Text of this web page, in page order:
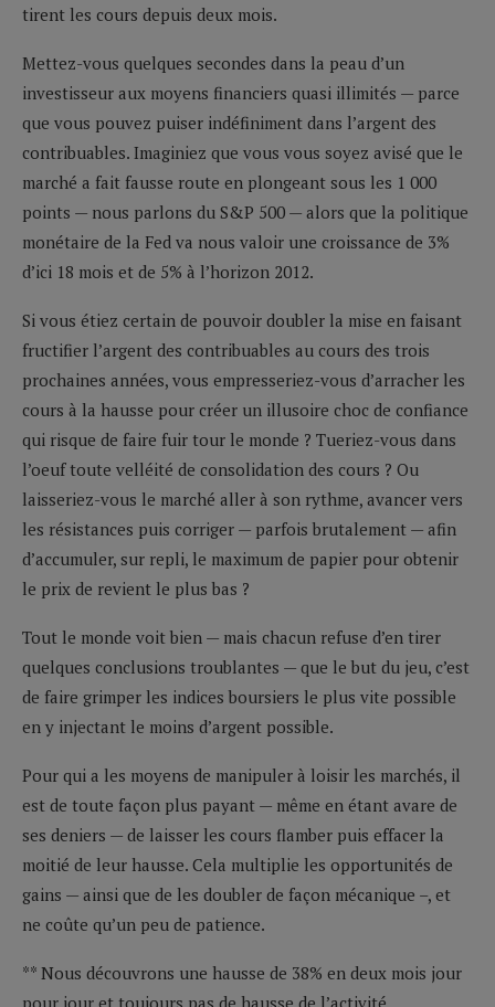
tirent les cours depuis deux mois.
Mettez-vous quelques secondes dans la peau d’un
investisseur aux moyens financiers quasi illimités — parce
que vous pouvez puiser indéfiniment dans l’argent des
contribuables. Imaginiez que vous vous soyez avisé que le
marché a fait fausse route en plongeant sous les 1 000
points — nous parlons du S&P 500 — alors que la politique
monétaire de la Fed va nous valoir une croissance de 3%
d’ici 18 mois et de 5% à l’horizon 2012.
Si vous étiez certain de pouvoir doubler la mise en faisant
fructifier l’argent des contribuables au cours des trois
prochaines années, vous empresseriez-vous d’arracher les
cours à la hausse pour créer un illusoire choc de confiance
qui risque de faire fuir tour le monde ? Tueriez-vous dans
l’oeuf toute velléité de consolidation des cours ? Ou
laisseriez-vous le marché aller à son rythme, avancer vers
les résistances puis corriger — parfois brutalement — afin
d’accumuler, sur repli, le maximum de papier pour obtenir
le prix de revient le plus bas ?
Tout le monde voit bien — mais chacun refuse d’en tirer
quelques conclusions troublantes — que le but du jeu, c’est
de faire grimper les indices boursiers le plus vite possible
en y injectant le moins d’argent possible.
Pour qui a les moyens de manipuler à loisir les marchés, il
est de toute façon plus payant — même en étant avare de
ses deniers — de laisser les cours flamber puis effacer la
moitié de leur hausse. Cela multiplie les opportunités de
gains — ainsi que de les doubler de façon mécanique –, et
ne coûte qu’un peu de patience.
** Nous découvrons une hausse de 38% en deux mois jour
pour jour et toujours pas de hausse de l’activité